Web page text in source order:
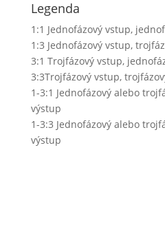
Legenda
1:1 Jednofázový vstup,
1:3 Jednofázový vstup,
3:1 Trojfázový vstup,
3:3Trojfázový vstup,
1-3:1 Jednofázový alebo
výstup
1-3:3 Jednofázový alebo
výstup